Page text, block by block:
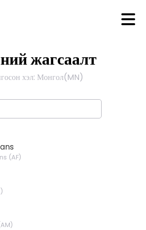
жагсаалт
хэл: Монгол(MN)
(AF)
)
AM)